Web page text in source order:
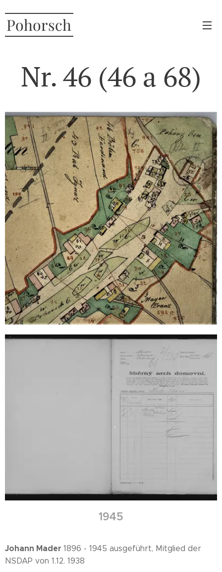
Pohorsch
Nr. 46 (46 a 68)
1945
Johann Mader 1896 - 1945 ausgeführt, Mitglied der
NSDAP von 1.12. 1938